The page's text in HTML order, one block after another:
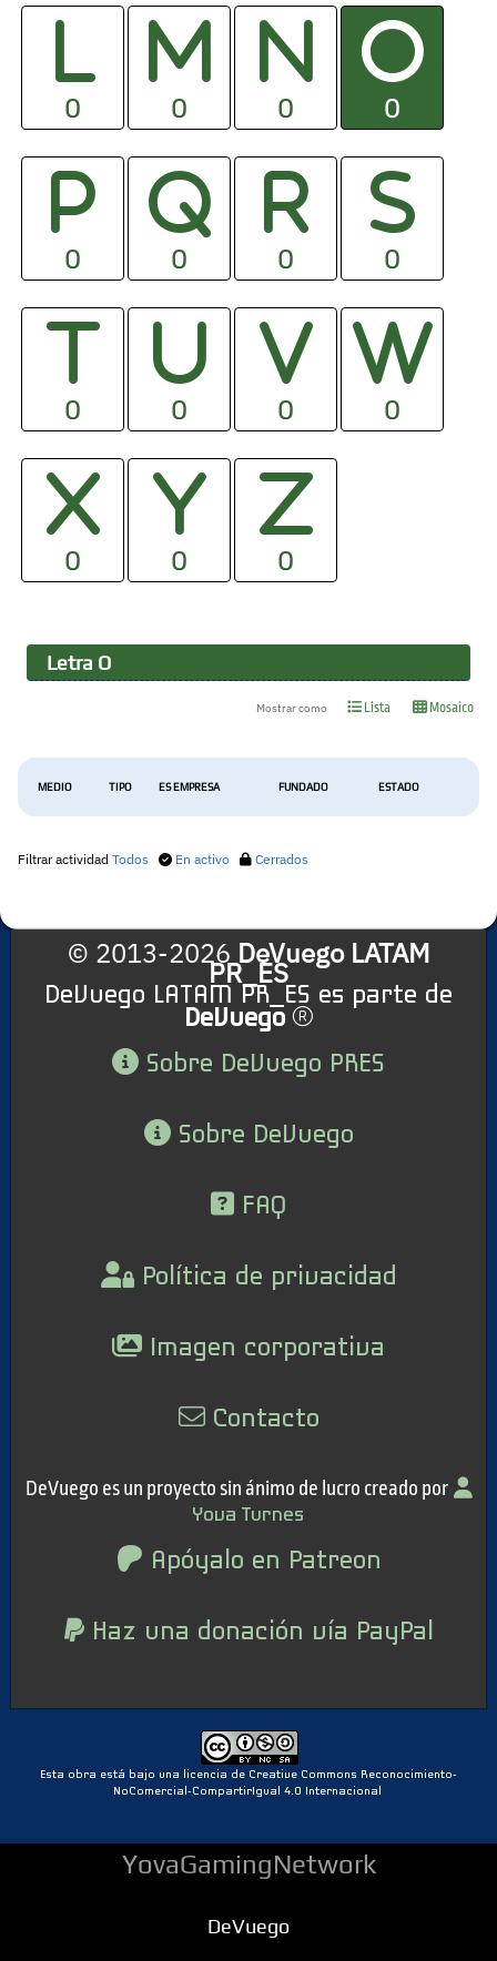
0 0 0 0
0 0 0 0
0 0 0 0
0 0 0
Letra O
Mostrar como Lista Mosaico
MEDIO TIPO ES EMPRESA FUNDADO ESTADO
Filtrar actividad Todos En activo Cerrados
© 2013-2026 DeVuego LATAM
PR_ES
DeVuego LATAM PR_ES es parte de
DeVuego
Sobre DeVuego PRES
Sobre DeVuego
FAQ
Política de privacidad
Imagen corporativa
Contacto
DeVuego es un proyecto sin ánimo de lucro creado por
Yova Turnes
Apóyalo en Patreon
Haz una donación vía PayPal
Esta obra está bajo una licencia de Creative Commons Reconocimiento-
NoComercial-CompartirIgual 4.0 Internacional
YovaGamingNetwork
DeVuego